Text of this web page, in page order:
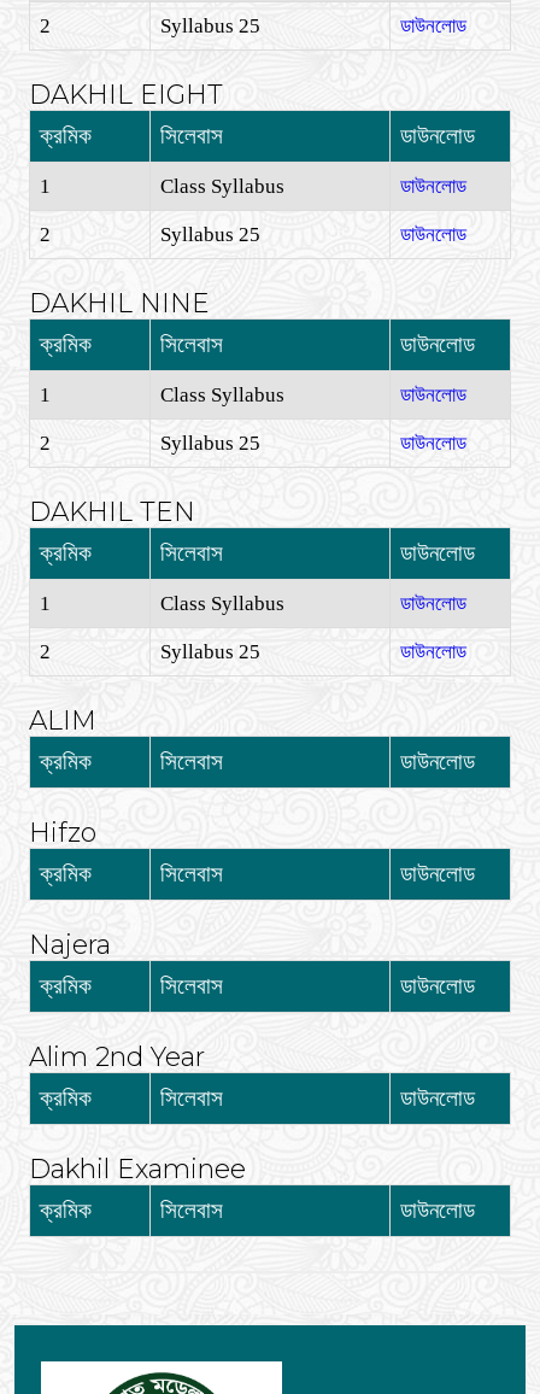
2 Syllabus 25 ডাউনলোড
DAKHIL EIGHT
ক্রমিক সিলেবাস ডাউনলোড
1 Class Syllabus ডাউনলোড
2 Syllabus 25 ডাউনলোড
DAKHIL NINE
ক্রমিক সিলেবাস ডাউনলোড
1 Class Syllabus ডাউনলোড
2 Syllabus 25 ডাউনলোড
DAKHIL TEN
ক্রমিক সিলেবাস ডাউনলোড
1 Class Syllabus ডাউনলোড
2 Syllabus 25 ডাউনলোড
ALIM
ক্রমিক সিলেবাস ডাউনলোড
Hifzo
ক্রমিক সিলেবাস ডাউনলোড
Najera
ক্রমিক সিলেবাস ডাউনলোড
Alim 2nd Year
ক্রমিক সিলেবাস ডাউনলোড
Dakhil Examinee
ক্রমিক সিলেবাস ডাউনলোড